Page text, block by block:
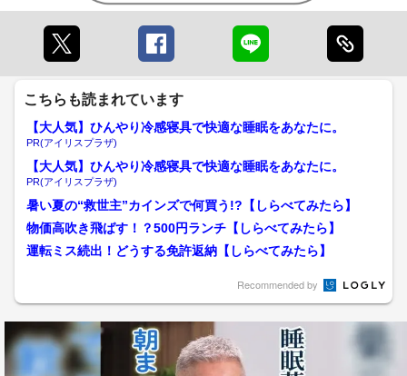
こちらも読まれています
【大人気】ひんやり冷感寝具で快適な睡眠をあなたに。
PR(アイリスプラザ)
【大人気】ひんやり冷感寝具で快適な睡眠をあなたに。
PR(アイリスプラザ)
暑い夏の“救世主”カインズで何買う!?【しらべてみたら】
物価高吹き飛ばす！？500円ランチ【しらべてみたら】
運転ミス続出！どうする免許返納【しらべてみたら】
Recommended by